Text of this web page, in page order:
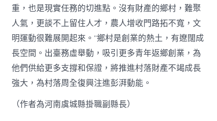
重，也是現實任務的切進點。沒有財產的鄉村，難聚
人氣，更談不上留住人才，農人增收門路拓不寬，文
明運動很難展開起來。”鄉村是創業的熱土，有遼闊成
長空間。出臺務虛舉動，吸引更多青年返鄉創業，為
他們供給更多支撐和保證，將推進村落財產不竭成長
強大，為村落周全復興注進彭湃動能。
（作者為河南虞城縣掛職副縣長）